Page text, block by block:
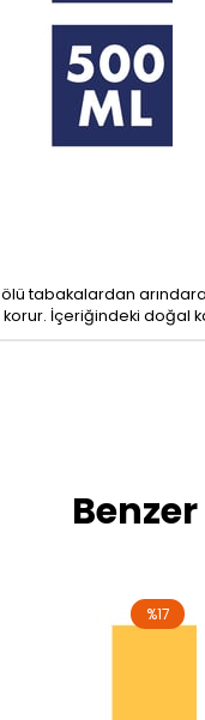
tabakalardan
İçeriğindeki doğal
%17